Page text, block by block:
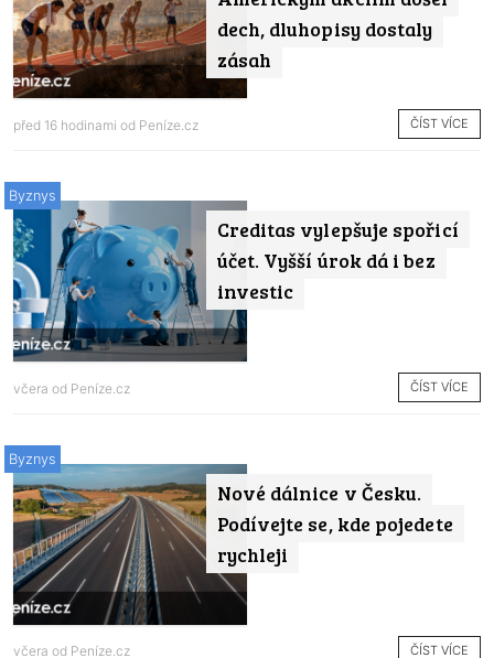
dech, dluhopisy dostaly
zásah
před 16 hodinami od Peníze.cz ČÍST VÍCE
Creditas vylepšuje spořicí
účet. Vyšší úrok dá i bez
investic
Byznys
včera od Peníze.cz ČÍST VÍCE
Nové dálnice v Česku.
Podívejte se, kde pojedete
rychleji
Byznys
včera od Peníze.cz ČÍST VÍCE